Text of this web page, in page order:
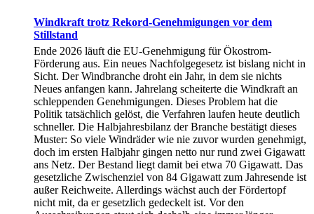
Windkraft trotz Rekord-Genehmigungen vor dem
Stillstand
Ende 2026 läuft die EU-Genehmigung für Ökostrom-
Förderung aus. Ein neues Nachfolgegesetz ist bislang nicht in
Sicht. Der Windbranche droht ein Jahr, in dem sie nichts
Neues anfangen kann. Jahrelang scheiterte die Windkraft an
schleppenden Genehmigungen. Dieses Problem hat die
Politik tatsächlich gelöst, die Verfahren laufen heute deutlich
schneller. Die Halbjahresbilanz der Branche bestätigt dieses
Muster: So viele Windräder wie nie zuvor wurden genehmigt,
doch im ersten Halbjahr gingen netto nur rund zwei Gigawatt
ans Netz. Der Bestand liegt damit bei etwa 70 Gigawatt. Das
gesetzliche Zwischenziel von 84 Gigawatt zum Jahresende ist
außer Reichweite. Allerdings wächst auch der Fördertopf
nicht mit, da er gesetzlich gedeckelt ist. Vor den